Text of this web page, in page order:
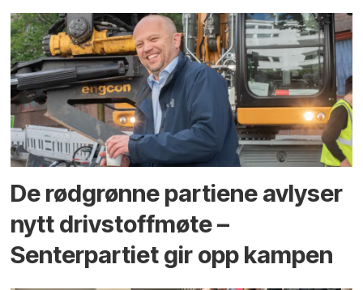
De rødgrønne partiene avlyser
nytt drivstoffmøte –
Senterpartiet gir opp kampen